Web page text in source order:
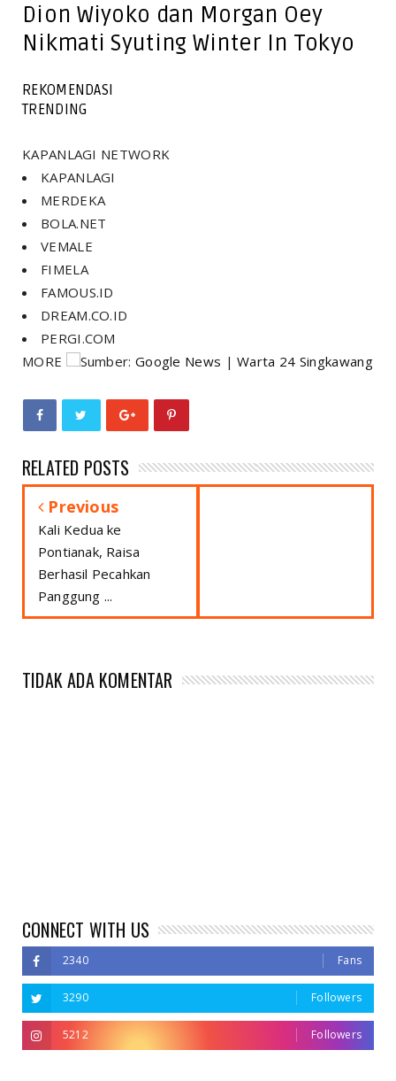
Dion Wiyoko dan Morgan Oey
Nikmati Syuting Winter In Tokyo
REKOMENDASI
TRENDING
KAPANLAGI NETWORK
KAPANLAGI
MERDEKA
BOLA.NET
VEMALE
FIMELA
FAMOUS.ID
DREAM.CO.ID
PERGI.COM
MORE
Sumber: Google News |Warta 24 Singkawang
RELATED POSTS
Previous
Kali Kedua ke
Pontianak, Raisa
Berhasil Pecahkan
Panggung ...
TIDAK ADA KOMENTAR
CONNECT WITH US
2340 Fans
3290 Followers
5212 Followers